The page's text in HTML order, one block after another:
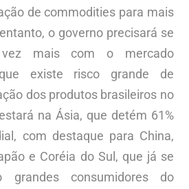
de commodities para mais
o governo precisará se
vez mais com o mercado
existe risco grande de
dos produtos brasileiros no
na Ásia, que detém 61%
com destaque para China,
e Coréia do Sul, que já se
grandes consumidores do